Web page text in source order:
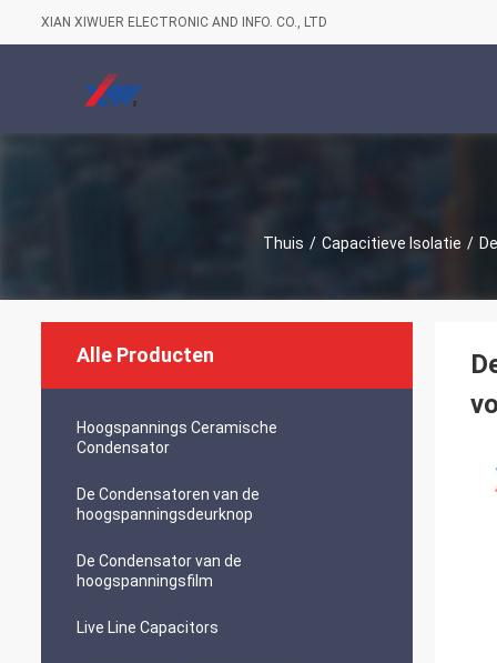
XIAN XIWUER ELECTRONIC AND INFO. CO., LTD
Thuis / Capacitieve Isolatie /
Alle Producten
Hoogspannings Ceramische
Condensator
De Condensatoren van de
hoogspanningsdeurknop
De Condensator van de
hoogspanningsfilm
Live Line Capacitors